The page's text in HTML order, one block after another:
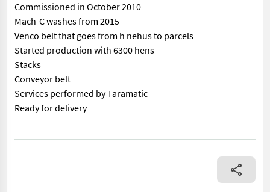
Commissioned in October 2010
Mach-C washes from 2015
Venco belt that goes from h nehus to parcels
Started production with 6300 hens
Stacks
Conveyor belt
Services performed by Taramatic
Ready for delivery
== Mer informasjon (NO) == mascus_category: